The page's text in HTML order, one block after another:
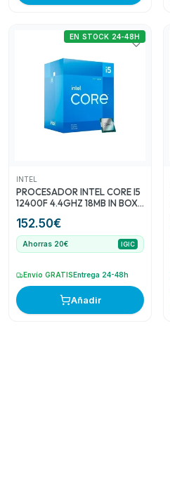
INTEL
PROCESADOR INTEL CORE I5
12400F 4.4GHZ 18MB IN BOX
152.50€
EN STOCK 24-48H
Ahorras 20€ IGIC
Envío GRATIS Entrega 24-48h
Añadir